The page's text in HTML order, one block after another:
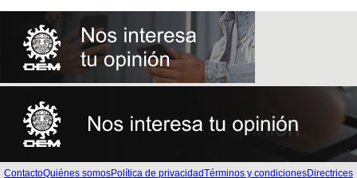
ContactoQuiénes somosPolítica de privacidadTérminos y condicionesDirectrices